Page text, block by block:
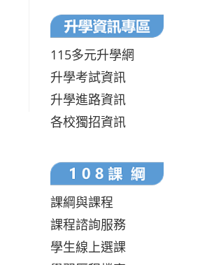
115多元升學網
升學考試資訊
升學進路資訊
各校獨招資訊
課綱與課程
課程諮詢服務
學生線上選課